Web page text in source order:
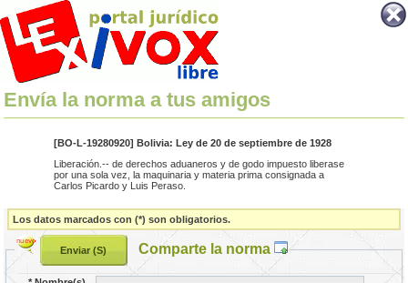
Envía la norma a tus amigos
[BO-L-19280920] Bolivia: Ley de 20 de septiembre de 1928
Liberación.-- de derechos aduaneros y de godo impuesto liberase
por una sola vez, la maquinaria y materia prima consignada a
Carlos Picardo y Luis Peraso.
Los datos marcados con (*) son obligatorios.
Comparte la norma